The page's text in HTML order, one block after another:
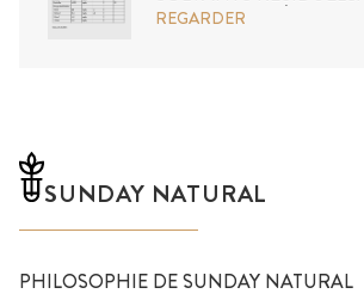
ACIDES AMINÉS
REGARDER
SUNDAY NATURAL
PHILOSOPHIE DE SUNDAY NATURAL